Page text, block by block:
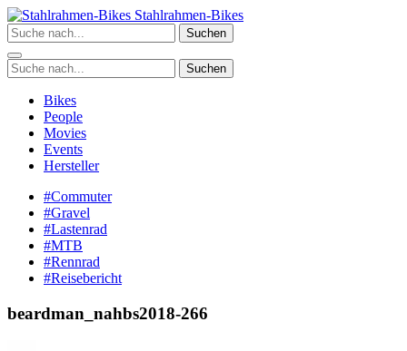
Zum
Inhalt
springen
Stahlrahmen-Bikes
Suchen
Suchen
Bikes
People
Movies
Events
Hersteller
#Commuter
#Gravel
#Lastenrad
#MTB
#Rennrad
#Reisebericht
beardman_nahbs2018-266